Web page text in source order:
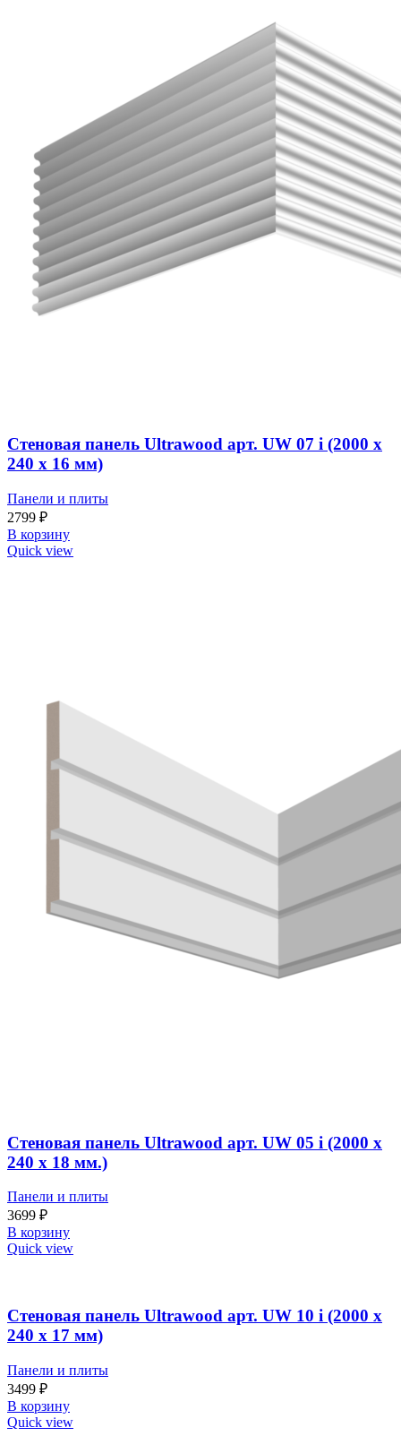
Стеновая панель Ultrawood арт. UW 07 i (2000 х
240 х 16 мм)
Панели и плиты
2799 ₽
В корзину
Quick view
Стеновая панель Ultrawood арт. UW 05 i (2000 х
240 х 18 мм.)
Панели и плиты
3699 ₽
В корзину
Quick view
Стеновая панель Ultrawood арт. UW 10 i (2000 х
240 х 17 мм)
Панели и плиты
3499 ₽
В корзину
Quick view